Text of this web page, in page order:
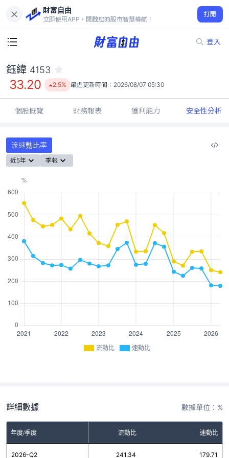
財富自由
立即使用APP，開啟您的股市智慧導航！
打開
登入
33.20
2.5%
鈺緯 4153
33.20 2.5% 最近更新時間： 2026/08/07 05:30
個股概覽 財務報表 獲利能力 安全性分析
流速動比率
近5年 季報
流動比 速動比
詳細數據 數據單位：%
年度/季度 流動比 速動比
2026-Q2 241.34 179.71